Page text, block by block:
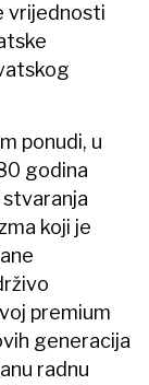
vrijednosti
ponudi, u
godina
koji je
premium
generacija
radnu